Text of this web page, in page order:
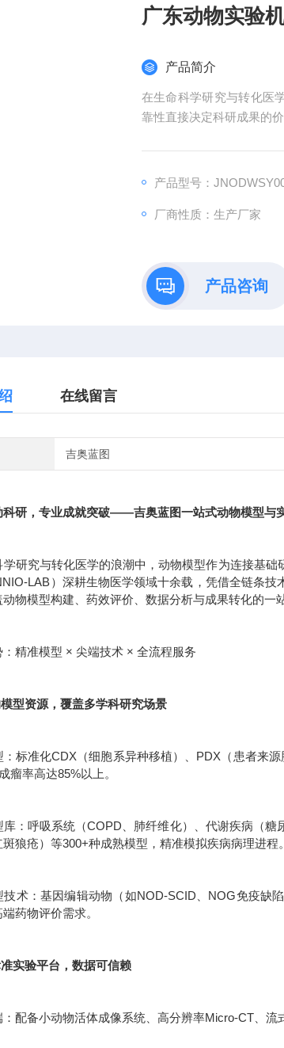
广东动物实验
产品简介
在生命科学研究与转化医
靠性直接决定科研成果的
平台、专业化模型库与
产品型号：
厂商性质：生产厂家
产品咨询
在线留言
吉奥蓝图
科研，专业成就突破——吉奥蓝图一站式动物模型与
学研究与转化医学的浪潮中，动物模型作为连接基
LAB）深耕生物医学领域十余载，凭借全链条
物模型构建、药效评价、数据分析与成果转化的一
：精准模型 × 尖端技术 × 全流程服务
型资源，覆盖多学科研究场景
：标准化CDX（细胞系异种移植）、PDX（患者来
瘤率高达85%以上。
库：呼吸系统（COPD、肺纤维化）、代谢疾病（
狼疮）等300+种成熟模型，精准模拟疾病病理进程。
技术：基因编辑动物（如NOD-SCID、NOG免疫缺
药物评价需求。
实验平台，数据可信赖
配备小动物活体成像系统、高分辨率Micro-CT、流